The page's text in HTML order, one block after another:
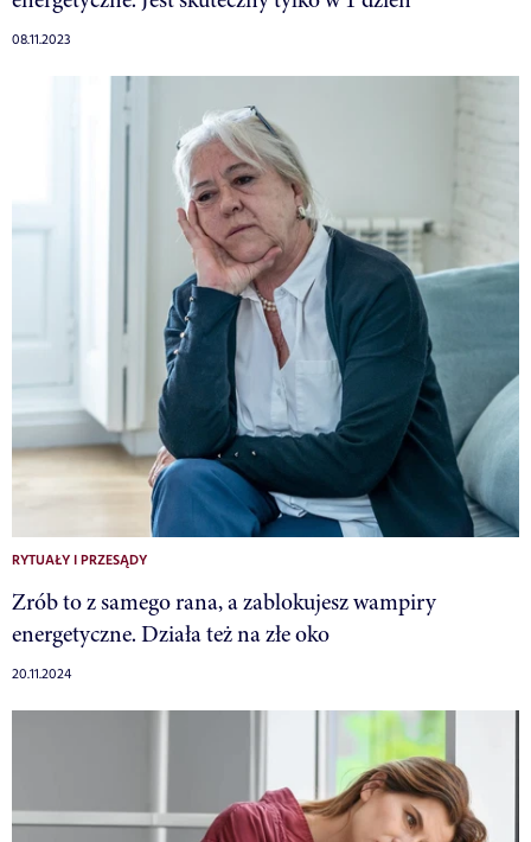
08.11.2023
RYTUAŁY I PRZESĄDY
Zrób to z samego rana, a zablokujesz wampiry
energetyczne. Działa też na złe oko
20.11.2024